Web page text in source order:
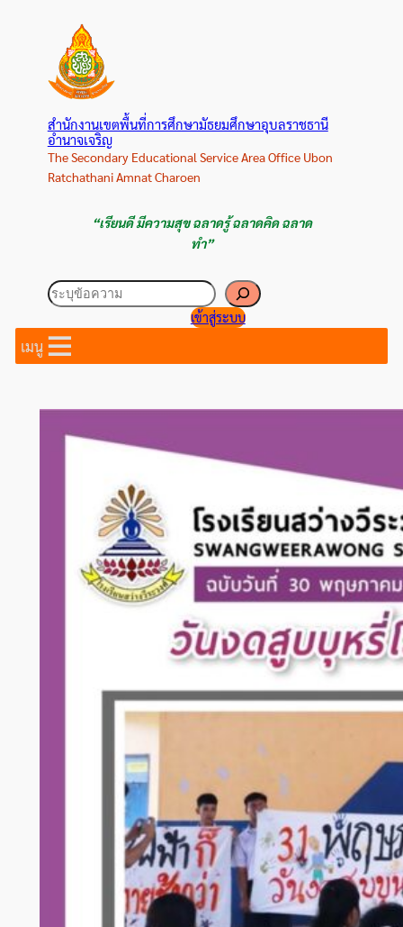
สำนักงานเขตพื้นที่การศึกษามัธยมศึกษาอุบลราชธานี
อำนาจเจริญ
The Secondary Educational Service Area Office Ubon
Ratchathani Amnat Charoen
“เรียนดี มีความสุข ฉลาดรู้ ฉลาดคิด ฉลาด
ทำ”
ค้นหา
เข้าสู่ระบบ
เมนู